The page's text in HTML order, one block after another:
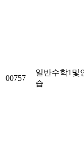
00757
일반수학1및
습